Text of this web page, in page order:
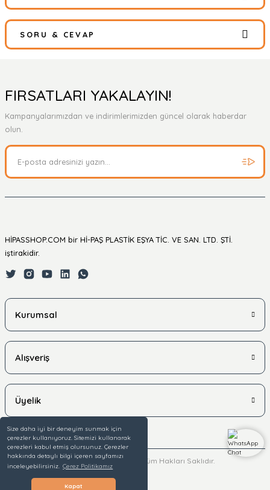
Size daha iyi bir deneyim sunmak için
çerezler kullanıyoruz. Sitemizi kullanarak
çerezleri kabul etmiş olursunuz. Çerezler
hakkında detaylı bilgi içeren sayfamızı
inceleyebilirsiniz. Çerez Politikamız
Kapat
Bu ürüne ilk yorumu siz yapın!
SORU & CEVAP
Ürün hakkında henüz soru sorulmamış.
FIRSATLARI YAKALAYIN!
Kampanyalarımızdan ve indirimlerimizden güncel olarak haberdar
olun.
HİPASSHOP.COM bir Hİ-PAŞ PLASTİK EŞYA TİC. VE SAN. LTD. ŞTİ.
iştirakidir.
Kurumsal
Alışveriş
Üyelik
© 2025 hipasshop.com - Tüm Hakları Saklıdır.